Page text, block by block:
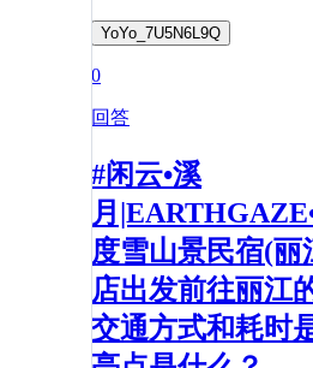
YoYo_7U5N6L9Q
0
回答
#闲云•溪
月
度雪山景民宿(丽
店出发前往丽江
交通方式和耗时